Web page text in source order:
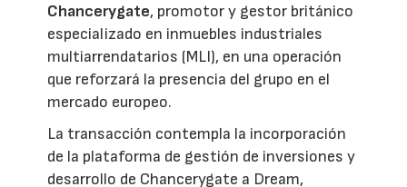
Chancerygate, promotor y gestor británico
especializado en inmuebles industriales
multiarrendatarios (MLI), en una operación
que reforzará la presencia del grupo en el
mercado europeo.
La transacción contempla la incorporación
de la plataforma de gestión de inversiones y
desarrollo de Chancerygate a Dream,